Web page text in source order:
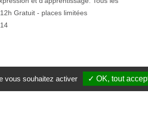
Gratuit - places limitées
vous souhaitez activer ✓ OK, tout